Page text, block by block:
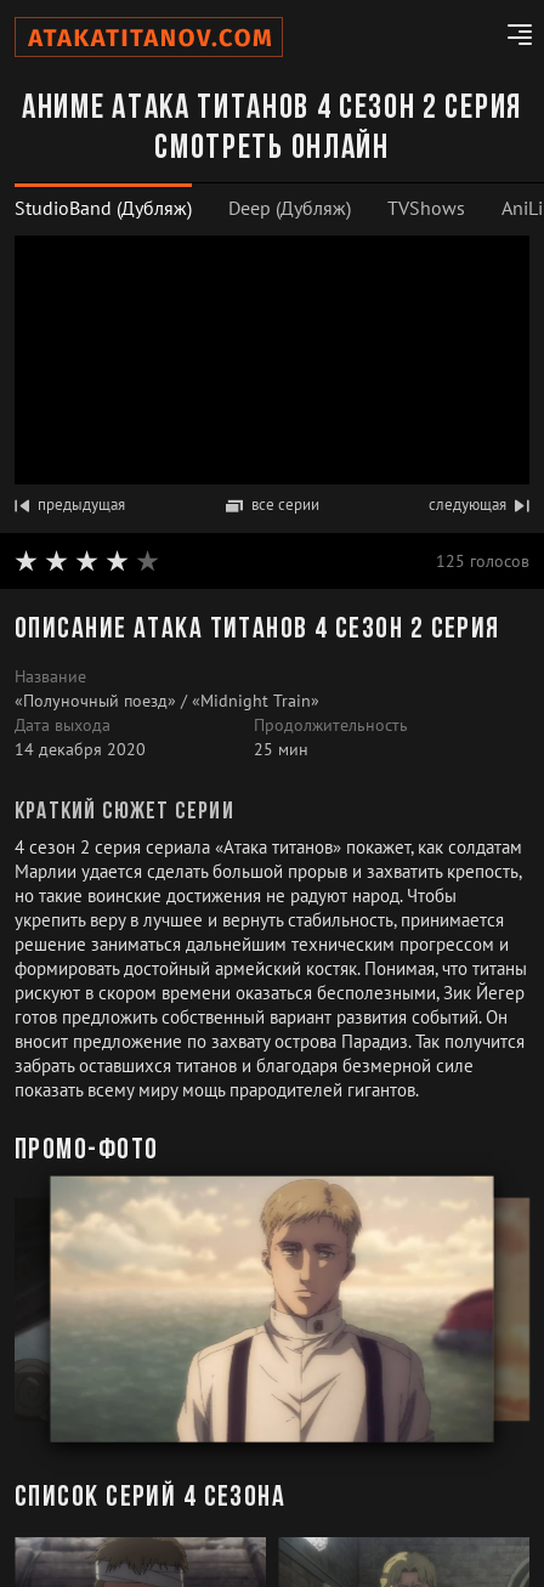
Аниме Атака титанов 4 сезон 2 серия
смотреть онлайн
StudioBand (Дубляж) Deep (Дубляж) TVShows
предыдущая все серии следующая
125 голосов
Описание Атака титанов 4 сезон 2 серия
Название
«Полуночный поезд» / «Midnight Train»
Дата выхода
14 декабря 2020
Продолжительность
25 мин
Краткий сюжет серии
4 сезон 2 серия сериала «Атака титанов» покажет, как солдатам
Марлии удается сделать большой прорыв и захватить крепость,
но такие воинские достижения не радуют народ. Чтобы
укрепить веру в лучшее и вернуть стабильность, принимается
решение заниматься дальнейшим техническим прогрессом и
формировать достойный армейский костяк. Понимая, что титаны
рискуют в скором времени оказаться бесполезными, Зик Йегер
готов предложить собственный вариант развития событий. Он
вносит предложение по захвату острова Парадиз. Так получится
забрать оставшихся титанов и благодаря безмерной силе
показать всему миру мощь прародителей гигантов.
Промо-фото
Список серий 4 сезона